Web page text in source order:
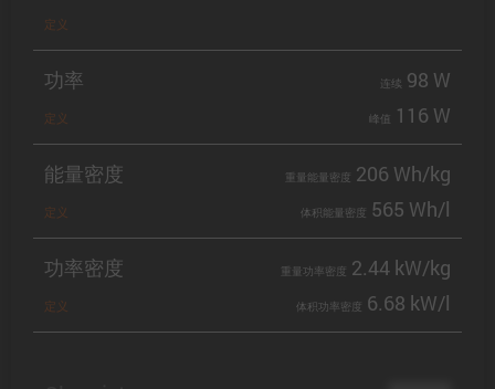
定义
功率
定义
连续 98 W
峰值 116 W
能量密度
定义
重量能量密度 206 Wh/kg
体积能量密度 565 Wh/l
功率密度
定义
重量功率密度 2.44 kW/kg
体积功率密度 6.68 kW/l